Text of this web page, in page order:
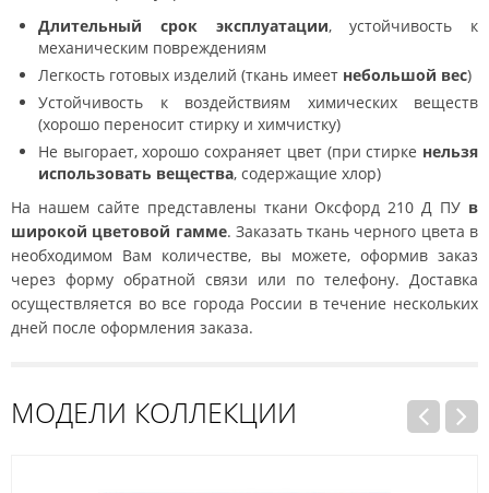
Длительный срок эксплуатации, устойчивость к
механическим повреждениям
Легкость готовых изделий (ткань имеет небольшой вес)
Устойчивость к воздействиям химических веществ
(хорошо переносит стирку и химчистку)
Не выгорает, хорошо сохраняет цвет (при стирке нельзя
использовать вещества, содержащие хлор)
На нашем сайте представлены ткани Оксфорд 210 Д ПУ в
широкой цветовой гамме. Заказать ткань черного цвета в
необходимом Вам количестве, вы можете, оформив заказ
через форму обратной связи или по телефону. Доставка
осуществляется во все города России в течение нескольких
дней после оформления заказа.
МОДЕЛИ КОЛЛЕКЦИИ